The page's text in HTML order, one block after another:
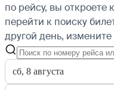
по рейсу, вы откроете
перейти к поиску
другой день,
сб, 8 августа